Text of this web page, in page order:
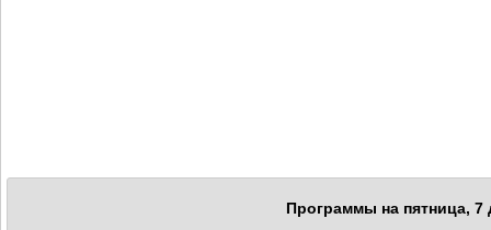
Программы на пятница, 7